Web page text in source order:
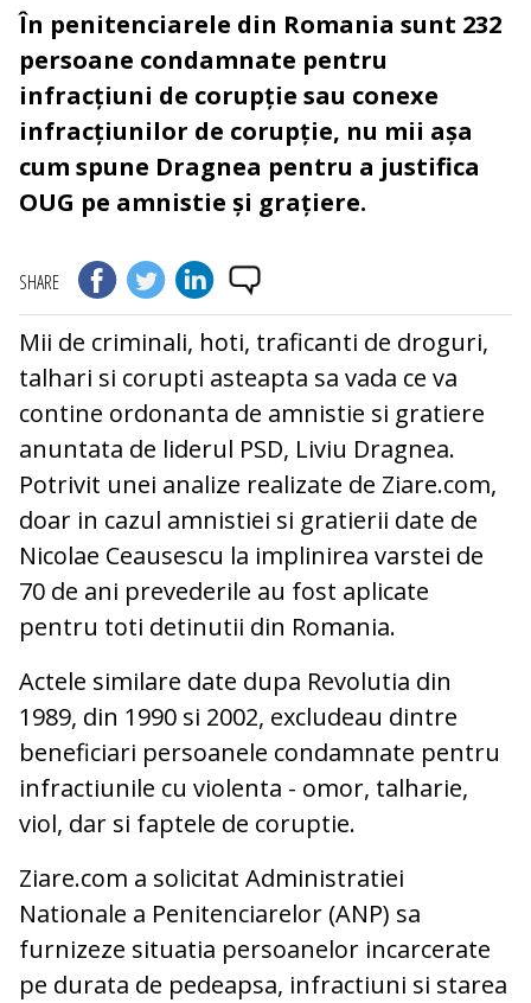
În penitenciarele din Romania sunt 232
persoane condamnate pentru
infracțiuni de corupție sau conexe
infracțiunilor de corupție, nu mii așa
cum spune Dragnea pentru a justifica
OUG pe amnistie și grațiere.
SHARE
Mii de criminali, hoti, traficanti de droguri,
talhari si corupti asteapta sa vada ce va
contine ordonanta de amnistie si gratiere
anuntata de liderul PSD, Liviu Dragnea.
Potrivit unei analize realizate de Ziare.com,
doar in cazul amnistiei si gratierii date de
Nicolae Ceausescu la implinirea varstei de
70 de ani prevederile au fost aplicate
pentru toti detinutii din Romania.
Actele similare date dupa Revolutia din
1989, din 1990 si 2002, excludeau dintre
beneficiari persoanele condamnate pentru
infractiunile cu violenta - omor, talharie,
viol, dar si faptele de coruptie.
Ziare.com a solicitat Administratiei
Nationale a Penitenciarelor (ANP) sa
furnizeze situatia persoanelor incarcerate
pe durata de pedeapsa, infractiuni si starea